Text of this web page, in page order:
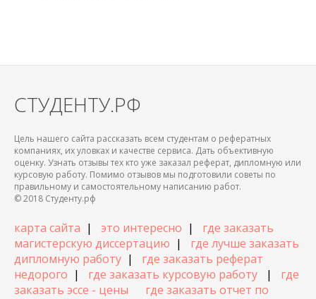
СТУДЕНТУ.РФ
Цель нашего сайта рассказать всем студентам о рефератных
компаниях, их уловках и качестве сервиса. Дать объективную
оценку. Узнать отзывы тех кто уже заказал реферат, дипломную или
курсовую работу. Помимо отзывов мы подготовили советы по
правильному и самостоятельному написанию работ.
© 2018 Студенту.рф
карта сайта | это интересно | где заказать
магистерскую диссертацию | где лучше заказать
дипломную работу | где заказать реферат
недорого | где заказать курсовую работу | где
заказать эссе - цены
где заказать отчет по